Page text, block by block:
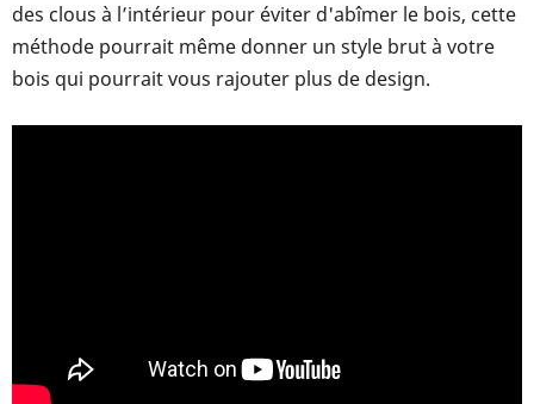
des clous à l’intérieur pour éviter d'abîmer le bois, cette
méthode pourrait même donner un style brut à votre
bois qui pourrait vous rajouter plus de design.